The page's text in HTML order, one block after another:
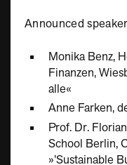
Announced
Monika Benz,
Finanzen,
alle«
Anne Farken,
Prof. Dr.
School Berlin,
»’Sustainable